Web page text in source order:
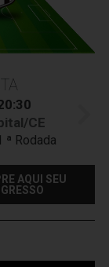
CE
ª Rodada
AQUI SEU